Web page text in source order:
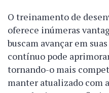
O treinamento de
oferece inúmeras
buscam avançar em
contínuo pode
tornando-o mais
manter atualizado com